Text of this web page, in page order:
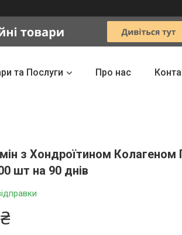
та Послуги Про нас
з Хондроїтином
шт на 90 днів